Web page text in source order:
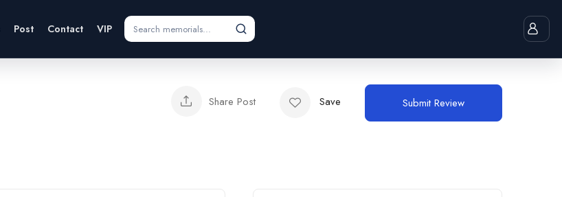
Post Contact VIP
Share Post Save Submit Review